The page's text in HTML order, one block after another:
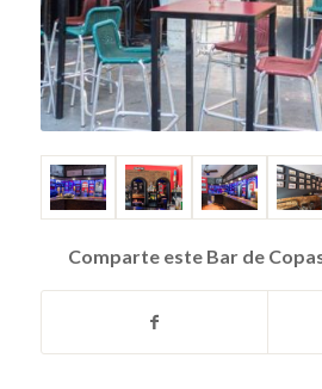
Comparte este Bar de